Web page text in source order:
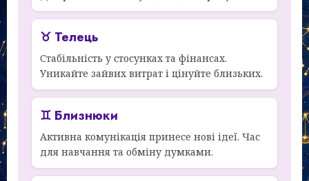
♉ Телець
Стабільність у стосунках та фінансах.
Уникайте зайвих витрат і цінуйте близьких.
♊ Близнюки
Активна комунікація принесе нові ідеї. Час
для навчання та обміну думками.